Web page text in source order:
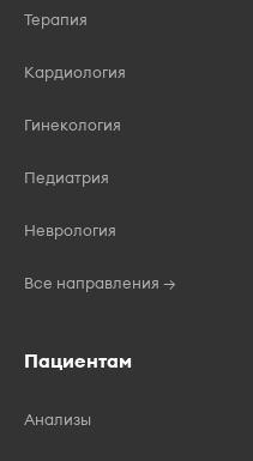
Терапия
Кардиология
Гинекология
Педиатрия
Неврология
Все направления →
Пациентам
Анализы